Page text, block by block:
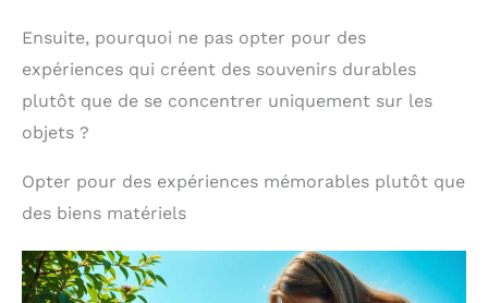
Ensuite, pourquoi ne pas opter pour des
expériences qui créent des souvenirs durables
plutôt que de se concentrer uniquement sur les
objets ?
Opter pour des expériences mémorables plutôt que
des biens matériels